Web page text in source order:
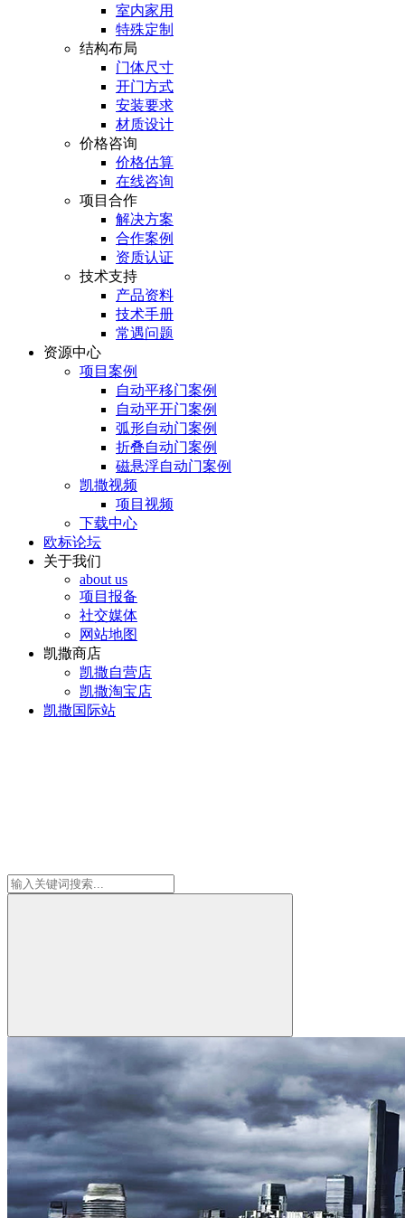
室内家用
特殊定制
结构布局
门体尺寸
开门方式
安装要求
材质设计
价格咨询
价格估算
在线咨询
项目合作
解决方案
合作案例
资质认证
技术支持
产品资料
技术手册
常遇问题
资源中心
项目案例
自动平移门案例
自动平开门案例
弧形自动门案例
折叠自动门案例
磁悬浮自动门案例
凯撒视频
项目视频
下载中心
欧标论坛
关于我们
about us
项目报备
社交媒体
网站地图
凯撒商店
凯撒自营店
凯撒淘宝店
凯撒国际站